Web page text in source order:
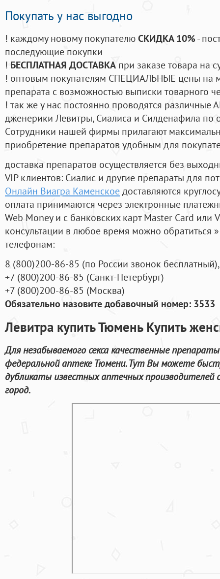
Покупать у нас выгодно
! каждому новому покупателюСКИДКА 10%-
последующие покупки
! БЕСПЛАТНАЯ ДОСТАВКА при заказе товара на
! оптовым покупателям СПЕЦИАЛЬНЫЕ цены на
препарата с возможностью выписки товарного
! так же у нас постоянно проводятся
дженерики Левитры, Сиалиса и Силденафила по
Cотрудники нашей фирмы прилагают
приобретение препаратов удобным для
доставка препаратов осуществляется без
VIP клиентов: Сиалис и другие препараты для
Онлайн Виагра Каменскоедоставляются
оплата принимаются через электронные
Web Money и с банковских карт Master Card или
консультации в любое время можно обратиться
телефонам:
8 (800)200-86-85 (по России звонок бесплатный),
+7 (800)200-86-85 (Санкт-Петербург)
+7 (800)200-86-85 (Москва)
Обязательно назовите добавочный номер: 3533
Левитра купить Тюмень Купить
Для незабываемого секса качественные
федеральной аптеке Тюмени. Тут Вы можете
дубликаты известных аптечных производителей
город.